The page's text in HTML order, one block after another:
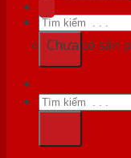
Tìm
kiếm:
Chưa có sản
Tìm
kiếm: